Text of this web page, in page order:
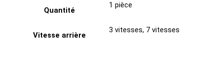
Quantité
1 pièce
Vitesse arrière
3 vitesses, 7 vitesses